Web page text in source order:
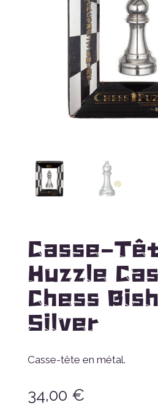
Casse-
Huzzle
Chess
Silver
Casse-tête en métal.
34,00 €